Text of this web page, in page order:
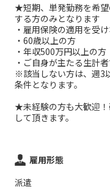
★短期、単発勤務を希
する方のみとなります
・雇用保険の適用を受
・60歳以上の方
・年収500万円以上の方
・ご自身が主たる生計
※該当しない方は、週3
条件となります。
★未経験の方も大歓迎
して頂きます。
雇用形態
派遣